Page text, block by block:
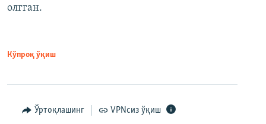
олгган.
Кўпроқ ўқиш
Ўртоқлашинг VPNсиз ўқиш